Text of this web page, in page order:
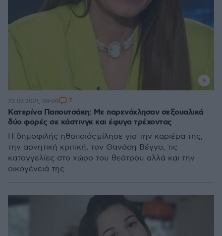
Κατερίνα Παπουτσάκη: Με παρενόχλησαν σεξουαλικά
δύο φορές σε κάστινγκ και έφυγα τρέχοντας
Η δημοφιλής ηθοποιός μίλησε για την καριέρα της,
την αρνητική κριτική, τον Θανάση Βέγγο, τις
καταγγελίες στο χώρο του θεάτρου αλλά και την
οικογένειά της
23.03.2021, 09:00 7